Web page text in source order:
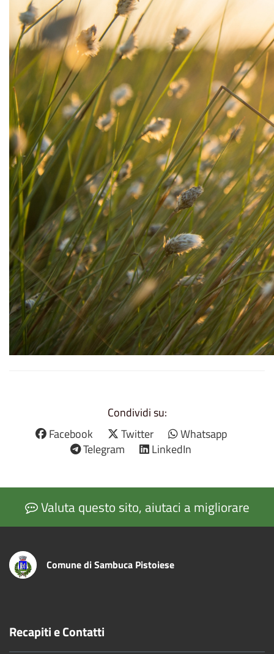
Condividi su:
Facebook
Twitter
Whatsapp
Telegram
LinkedIn
Valuta questo sito, aiutaci a migliorare
Comune di Sambuca Pistoiese
Recapiti e Contatti